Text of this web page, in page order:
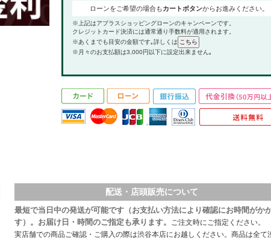
ローンをご希望の場合もカートボタンからお進みください。
※上記はアプラスショッピングローンのキャンペーンです。
クレジットカード決済には通常通り手数料が適用されます。
※あくまでも目安の金額です｡詳しくは
※月々のお支払額は3,000円以下に設定出来ません｡
配送・店頭販売について
最短で当日中の発送が可能です（お支払い方法により確認にお時間がか
す）。お届け日・時間のご指定も承ります。
ご注文時にご指定ください。
実店舗での商品ご確認・ご購入の際は渋谷本店にお越しください。商品は全て